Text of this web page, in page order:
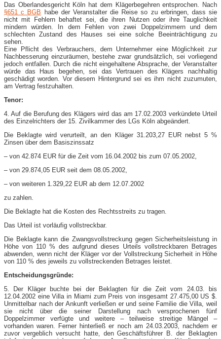
Das Oberlandesgericht Köln hat dem Klägerbegehren entsprochen. Nach
§651 c BGB habe der Veranstalter die Reise so zu erbringen, dass sie
nicht mit Fehlern behaftet sei, die ihren Nutzen oder ihre Tauglichkeit
mindern würden. In dem Fehlen von zwei Doppelzimmern und dem
schlechten Zustand des Hauses sei eine solche Beeinträchtigung zu
sehen.
Eine Pflicht des Verbrauchers, dem Unternehmer eine Möglichkeit zur
Nachbesserung einzuräumen, bestehe zwar grundsätzlich, sei vorliegend
jedoch entfallen. Durch die nicht eingehaltene Absprache, der Veranstalter
würde das Haus begehen, sei das Vertrauen des Klägers nachhaltig
geschädigt worden. Vor diesem Hintergrund sei es ihm nicht zuzumuten,
am Vertrag festzuhalten.
Tenor:
4. Auf die Berufung des Klägers wird das am 17.02.2003 verkündete Urteil
des Einzelrichters der 15. Zivilkammer des LGs Köln abgeändert.
Die Beklagte wird verurteilt, an den Kläger 31.203,27 EUR nebst 5 %
Zinsen über dem Basiszinssatz
– von 42.874 EUR für die Zeit vom 16.04.2002 bis zum 07.05.2002,
– von 29.874,05 EUR seit dem 08.05.2002,
– von weiteren 1.329,22 EUR ab dem 12.07.2002
zu zahlen.
Die Beklagte hat die Kosten des Rechtsstreits zu tragen.
Das Urteil ist vorläufig vollstreckbar.
Die Beklagte kann die Zwangsvollstreckung gegen Sicherheitsleistung in
Höhe von 110 % des aufgrund dieses Urteils vollstreckbaren Betrages
abwenden, wenn nicht der Kläger vor der Vollstreckung Sicherheit in Höhe
von 110 % des jeweils zu vollstreckenden Betrages leistet.
Entscheidungsgründe:
5. Der Kläger buchte bei der Beklagten für die Zeit vom 24.03. bis
12.04.2002 eine Villa in Miami zum Preis von insgesamt 27.475,00 US $.
Unmittelbar nach der Ankunft verließen er und seine Familie die Villa, weil
sie nicht über die seiner Darstellung nach versprochenen fünf
Doppelzimmer verfügte und weitere – teilweise streitige Mängel –
vorhanden waren. Ferner hinterließ er noch am 24.03.2003, nachdem er
zuvor vergeblich versucht hatte, den Geschäftsführer B. der Beklagten